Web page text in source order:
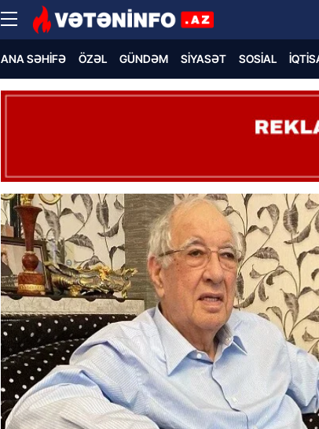
ANA SƏHIFƏ ÖZƏL GÜNDƏM SIYASƏT SOSIAL